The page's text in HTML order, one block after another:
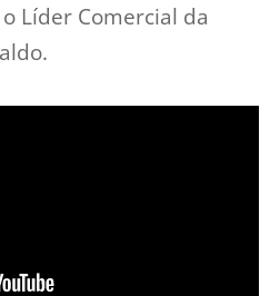
o Líder Comercial da